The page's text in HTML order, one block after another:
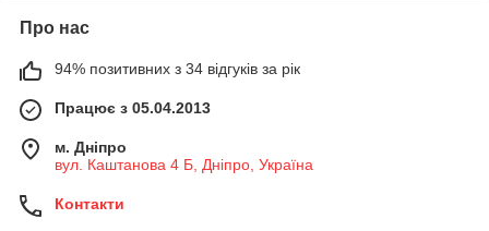
Про нас
94% позитивних з 34 відгуків за рік
Працює з 05.04.2013
м. Дніпро
вул. Каштанова 4 Б, Дніпро, Україна
Контакти